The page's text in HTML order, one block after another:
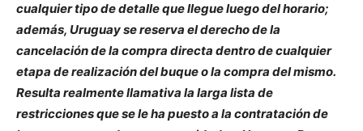
cualquier tipo de detalle que llegue luego del horario;
además, Uruguay se reserva el derecho de la
cancelación de la compra directa dentro de cualquier
etapa de realización del buque o la compra del mismo.
Resulta realmente llamativa la larga lista de
restricciones que se le ha puesto a la contratación de